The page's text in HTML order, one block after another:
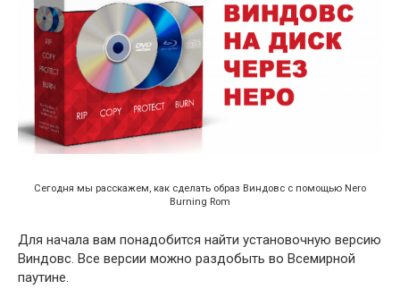
Сегодня мы расскажем, как сделать образ Виндовс с помощью Nero
Burning Rom
Для начала вам понадобится найти установочную версию
Виндовс. Все версии можно раздобыть во Всемирной
паутине.